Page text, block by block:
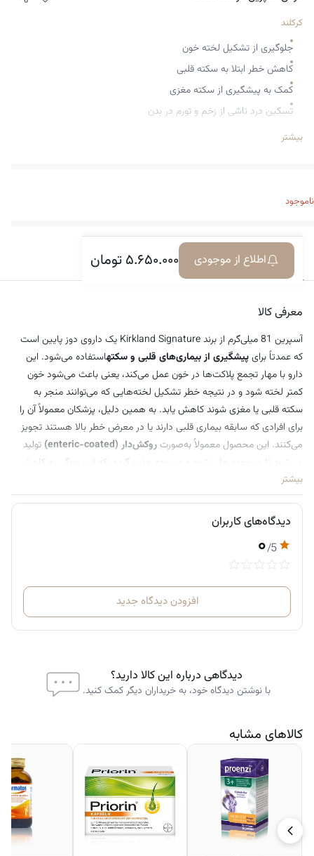
کرکلند
جلوگیری از تشکیل لخته خون
کاهش خطر ابتلا به سکته قلبی
کمک به پیشگیری از سکته مغزی
تسکین درد ناشی از زخم و تورم در بدن
تسریع درمان زخم
مناسب برای استفاده روزانه در افراد با ریسک قلبی بالا
عوارض کمتر نسبت به آسپرین‌های دوز بالا
تعداد 365 قرص
ساخت آمریکا
بیشتر
ناموجود
۵.۶۵۰.۰۰۰تومان اطلاع از موجودیمعرفی کالا دیدگاه‌ها
معرفی کالا
آسپرین 81 میلی‌گرم از برند Kirkland Signature یک داروی دوز پایین است
که عمدتاً برایپیشگیری از بیماری‌های قلبی و سکتهاستفاده می‌شود. این
دارو با مهار تجمع پلاکت‌ها در خون عمل می‌کند، یعنی باعث می‌شود خون
کمتر لخته شود و در نتیجه خطر تشکیل لخته‌هایی که می‌توانند منجر به
سکته قلبی یا مغزی شوند کاهش یابد. به همین دلیل، پزشکان معمولاً آن را
برای افرادی که سابقه بیماری قلبی دارند یا در معرض خطر بالا هستند تجویز
می‌کنند. این محصول معمولاً به‌صورت روکش‌دار (enteric-coated)
تولید
می‌شود تا در معده حل نشود و در روده جذب گردد، که این ویژگی به کاهش
تحریک و آسیب به معده کمک می‌کند.
علاوه بر نقش اصلی در سلامت قلب، این دارو در دوز پایین می‌تواند به‌صورت
محدود برایکاهش دردهای خفیف، تب یا التهاب
کاربرد اصلی آن درمان طولانی‌مدت به‌عنوان “رقیق‌کننده خون” است.
نکته مهم این است که اثر این دارو تدریجی و پیشگیرانه است، نه فوری مثل
مسکن‌های معمولی. در واقع، بسیاری از افراد آن را به‌صورت روزانه و
طولانی‌مدت مصرف می‌کنند تا از بروز مشکلات جدی جلوگیری شود.
طریقه مصرف:
بیشتر
دیدگاه‌های کاربران
۰/5
افزودن دیدگاه جدید
دیدگاهی درباره این کالا دارید؟
با نوشتن دیدگاه خود، به خریداران دیگر کمک کنید.
کالاهای مشابه